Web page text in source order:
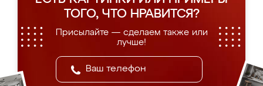
ТОГО, ЧТО НРАВИТСЯ?
Присылайте — сделаем также или
лучше!